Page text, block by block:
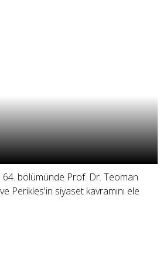
64. bölümünde Prof. Dr. Teoman
Perikles'in siyaset kavramını ele